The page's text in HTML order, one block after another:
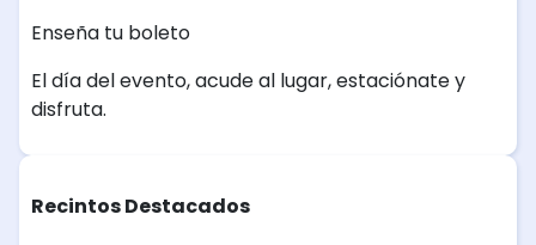
Enseña tu boleto
El día del evento, acude al lugar, estaciónate y
disfruta.
Recintos Destacados